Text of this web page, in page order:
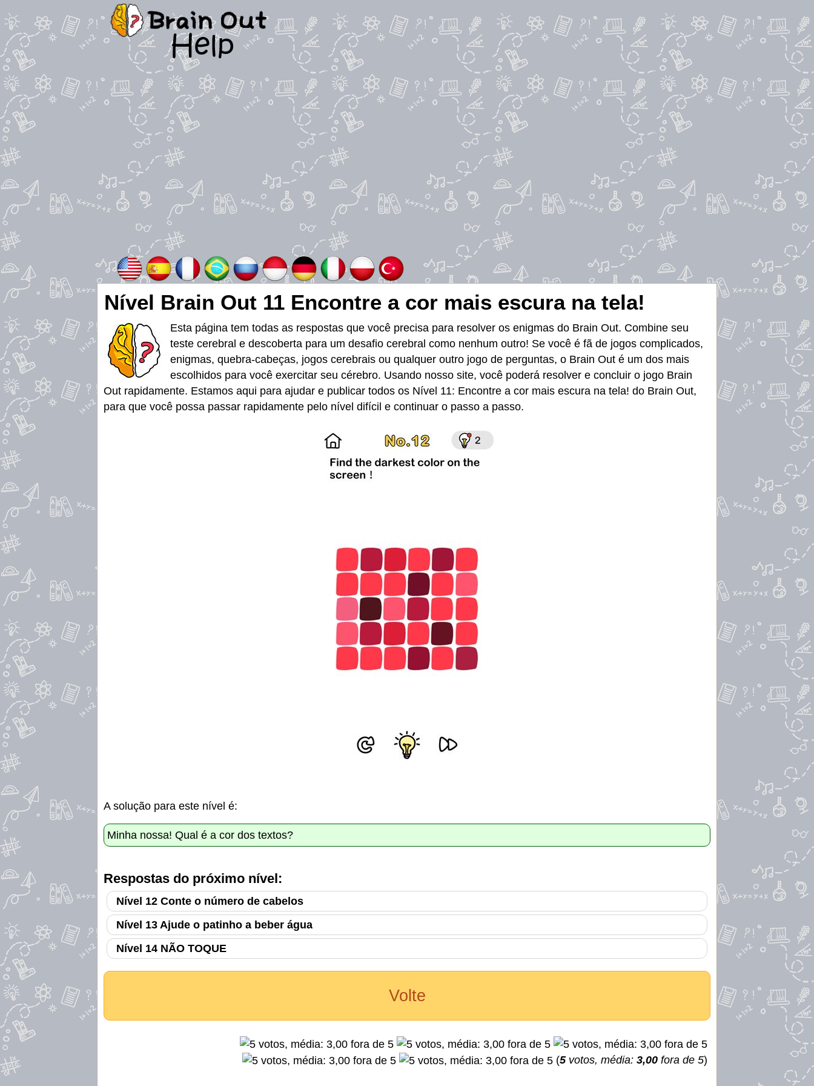
Nível Brain Out 11 Encontre a cor mais escura na tela!
Esta página tem todas as respostas que você precisa para resolver os enigmas do Brain Out. Combine seu
teste cerebral e descoberta para um desafio cerebral como nenhum outro! Se você é fã de jogos complicados,
enigmas, quebra-cabeças, jogos cerebrais ou qualquer outro jogo de perguntas, o Brain Out é um dos mais
escolhidos para você exercitar seu cérebro. Usando nosso site, você poderá resolver e concluir o jogo Brain
Out rapidamente. Estamos aqui para ajudar e publicar todos os Nível 11: Encontre a cor mais escura na tela! do Brain Out,
para que você possa passar rapidamente pelo nível difícil e continuar o passo a passo.
A solução para este nível é:
Minha nossa! Qual é a cor dos textos?
Respostas do próximo nível:
Nível 12 Conte o número de cabelos
Nível 13 Ajude o patinho a beber água
Nível 14 NÃO TOQUE
Volte
(5votos, média: 3,00 fora de 5)